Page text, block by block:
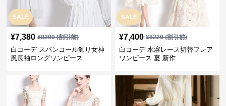
SALE
¥7,380 ¥8200(割引前)
白コーデ スパンコール飾り女神
風長袖ロングワンピース
SALE
¥7,400 ¥8220(割引前)
白コーデ 水溶レース切替フレア
ワンピース 夏 新作